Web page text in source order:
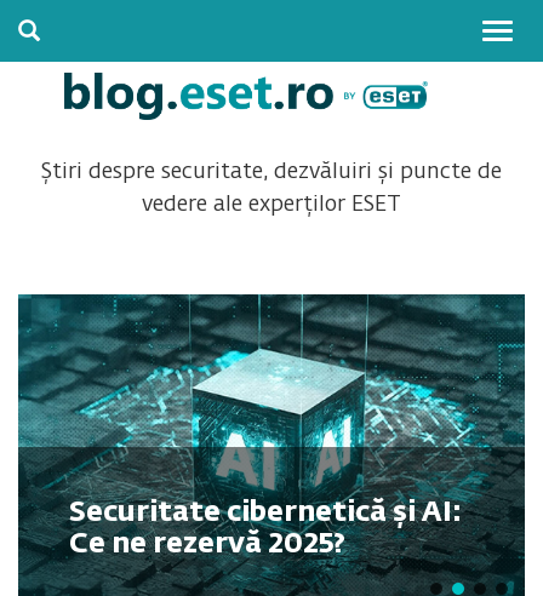
Știri despre securitate, dezvăluiri și puncte de
vedere ale experților ESET
Securitate cibernetică și AI:
Ce ne rezervă 2025?